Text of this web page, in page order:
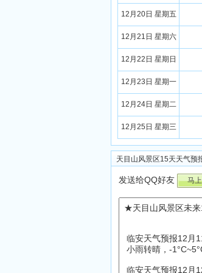
12月20日 星期五
12月21日 星期六
12月22日 星期日
12月23日 星期一
12月24日 星期二
12月25日 星期三
天目山风景区15天天气预
发送给QQ好友